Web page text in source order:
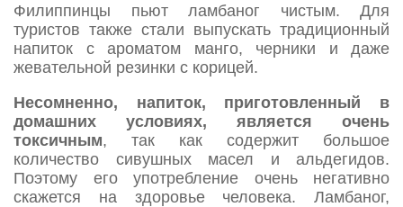
Филиппинцы пьют ламбаног чистым. Для
туристов также стали выпускать традиционный
напиток с ароматом манго, черники и даже
жевательной резинки с корицей.
Несомненно, напиток, приготовленный в
домашних условиях, является очень
токсичным, так как содержит большое
количество сивушных масел и альдегидов.
Поэтому его употребление очень негативно
скажется на здоровье человека. Ламбаног,